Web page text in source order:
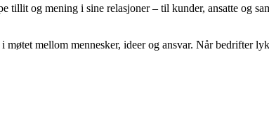
og mening i sine relasjoner – til kunder, ansatte og
mellom mennesker, ideer og ansvar. Når bedrifter